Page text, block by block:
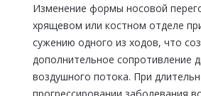
Изменение формы носовой
хрящевом или костном отделе
сужению одного из ходов, что
дополнительное сопротивление
воздушного потока. При